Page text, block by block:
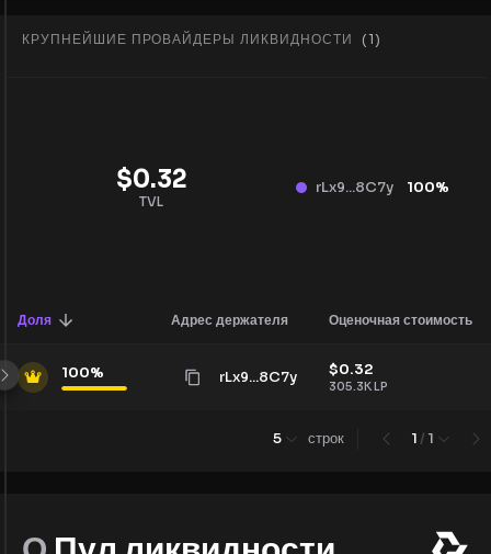
КРУПНЕЙШИЕ ПРОВАЙДЕРЫ ЛИКВИДНОСТИ ( 1)
$0.32
TVL
rLx9...8C7y 100%
Доля Адрес держателя Оценочная стоимость
100% rLx9...8C7y $0.32
305.3KLP
5 строк 1 / 1